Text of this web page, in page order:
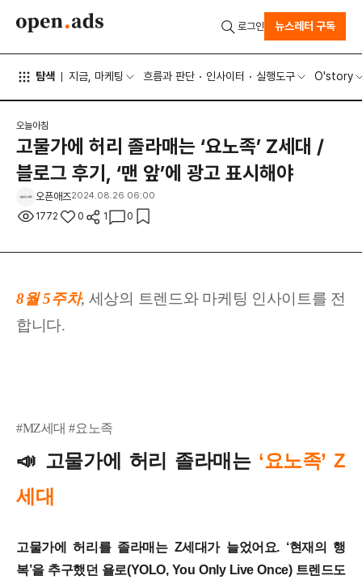
탐색 지금, 마케팅 흐름과 판단 인사이터 실행도구 O'story
로그인 뉴스레터 구독
오늘아침
고물가에 허리 졸라매는 ‘요노족’ Z세대 /
블로그 후기, ‘맨 앞’에 광고 표시해야
오픈애즈2024.08.26 06:00
1772 0 1 0
8월 5주차, 세상의 트렌드와 마케팅 인사이트를 전
합니다.
#MZ세대 #요노족
📣 고물가에 허리 졸라매는 ‘요노족’ Z
세대
고물가에 허리를 졸라매는 Z세대가 늘었어요. ‘현재의 행
복’을 추구했던 욜로(YOLO, You Only Live Once) 트렌드도